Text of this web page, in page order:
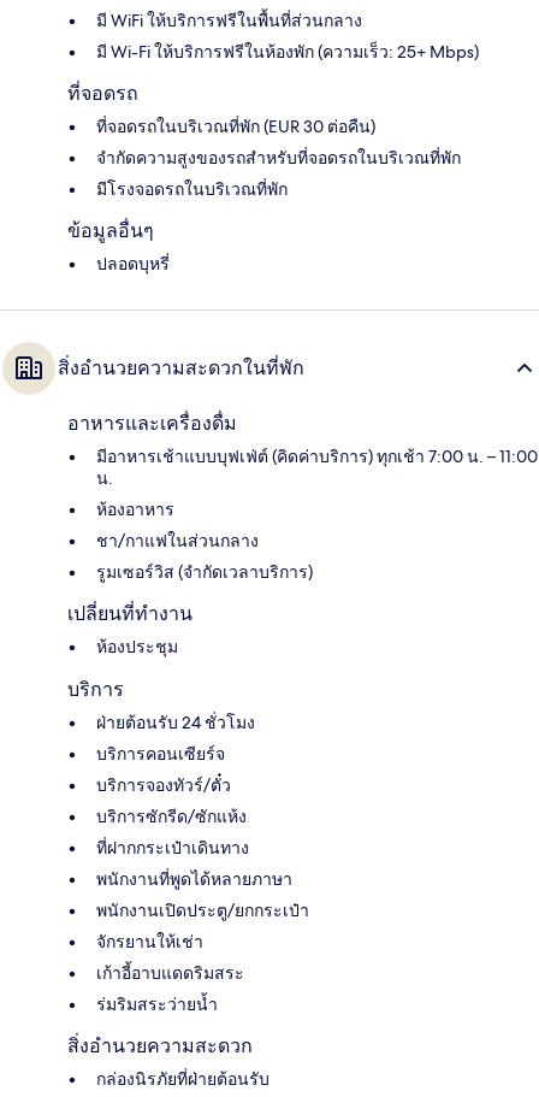
มี WiFi ให้บริการฟรีในพื้นที่ส่วนกลาง
มี Wi-Fi ให้บริการฟรีในห้องพัก (ความเร็ว: 25+ Mbps)
ที่จอดรถ
ที่จอดรถในบริเวณที่พัก (EUR 30 ต่อคืน)
จำกัดความสูงของรถสำหรับที่จอดรถในบริเวณที่พัก
มีโรงจอดรถในบริเวณที่พัก
ข้อมูลอื่นๆ
ปลอดบุหรี่
สิ่งอำนวยความสะดวกในที่พัก
อาหารและเครื่องดื่ม
มีอาหารเช้าแบบบุฟเฟ่ต์ (คิดค่าบริการ) ทุกเช้า 7:00 น. – 11:00
น.
ห้องอาหาร
ชา/กาแฟในส่วนกลาง
รูมเซอร์วิส (จำกัดเวลาบริการ)
เปลี่ยนที่ทำงาน
ห้องประชุม
บริการ
ฝ่ายต้อนรับ 24 ชั่วโมง
บริการคอนเซียร์จ
บริการจองทัวร์/ตั๋ว
บริการซักรีด/ซักแห้ง
ที่ฝากกระเป๋าเดินทาง
พนักงานที่พูดได้หลายภาษา
พนักงานเปิดประตู/ยกกระเป๋า
จักรยานให้เช่า
เก้าอี้อาบแดดริมสระ
ร่มริมสระว่ายน้ำ
สิ่งอำนวยความสะดวก
กล่องนิรภัยที่ฝ่ายต้อนรับ